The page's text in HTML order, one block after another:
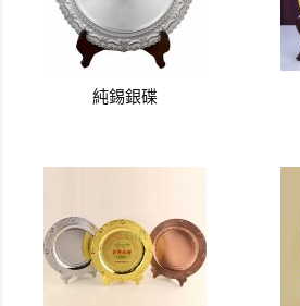
純錫銀碟